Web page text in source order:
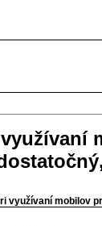
využívaní mobilov